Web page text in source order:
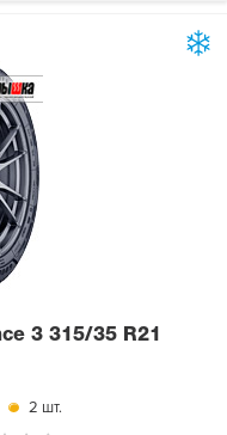
3 315/35 R21
2 шт.